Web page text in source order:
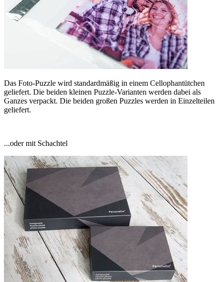
Das Foto-Puzzle wird standardmäßig in einem Cellophantütchen
geliefert. Die beiden kleinen Puzzle-Varianten werden dabei als
Ganzes verpackt. Die beiden großen Puzzles werden in Einzelteilen
geliefert.
...oder mit Schachtel